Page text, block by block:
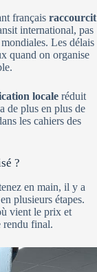
français raccourcit
international, pas
Les délais
quand on organise
locale réduit
de plus en plus de
les cahiers des
?
en main, il y a
plusieurs étapes.
vient le prix et
rendu final.